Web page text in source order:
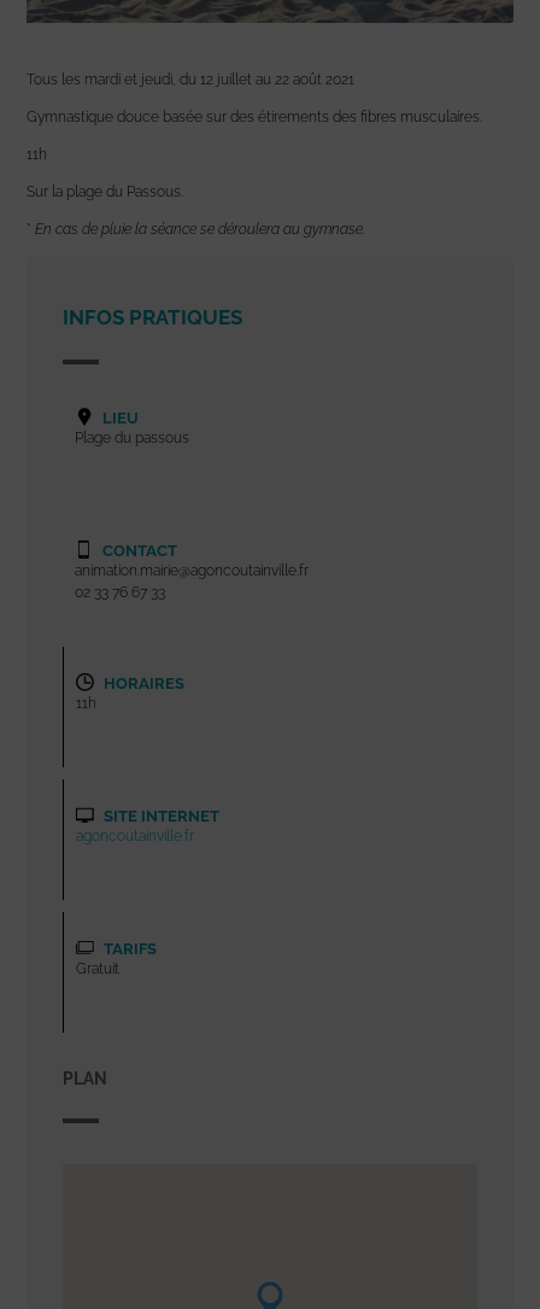
Tous les mardi et jeudi, du 12 juillet au 22 août 2021
Gymnastique douce basée sur des étirements des fibres musculaires.
11h
Sur la plage du Passous.
* En cas de pluie la séance se déroulera au gymnase.
INFOS PRATIQUES
LIEU
Plage du passous
CONTACT
animation.mairie@agoncoutainville.fr
02 33 76 67 33
HORAIRES
11h
SITE INTERNET
agoncoutainville.fr
TARIFS
Gratuit
PLAN